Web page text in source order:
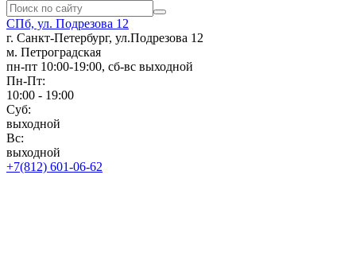
СПб, ул. Подрезова 12
г. Санкт-Петербург, ул.Подрезова 12
м. Петроградская
пн-пт 10:00-19:00, сб-вс выходной
Пн-Пт:
10:00 - 19:00
Суб:
выходной
Вс:
выходной
+7(812) 601-06-62